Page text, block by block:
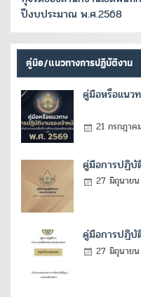
ปีงบประมาณ พ.ศ.2568
คู่มือ/แนวทางการปฏิบัติงาน
คู่มือหรือแนว
21 กรกฎา
คู่มือการปฏิบั
27 มิถุนาย
คู่มือการปฏิบั
27 มิถุนาย